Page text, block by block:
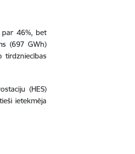
par 46%, bet
(697 GWh)
tirdzniecības
(HES)
ietekmēja